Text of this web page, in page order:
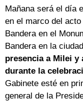
Mañana será el día
en el marco del
Bandera en el
Bandera en la
presencia a Milei
durante la
Gabinete esté en
general de la